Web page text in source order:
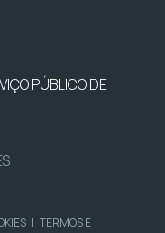
PÚBLICO DE
| TERMOS E